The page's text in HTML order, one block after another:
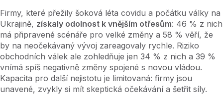
Firmy, které přežily šoková léta covidu a počátku války na
Ukrajině, získaly odolnost k vnějším otřesům: 46 % z nich
má připravené scénáře pro velké změny a 58 % věří, že
by na neočekávaný vývoj zareagovaly rychle. Riziko
obchodních válek ale zohledňuje jen 34 % z nich a 39 %
vnímá spíš negativně změny spojené s novou vládou.
Kapacita pro další nejistotu je limitovaná: firmy jsou
unavené, zvykly si mít skeptická očekávání a šetřit síly.